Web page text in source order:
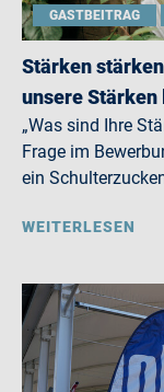
GASTBEITRAG
Stärken
unsere Stärken
„Was sind Ihre
Frage im
ein
WEITERLESEN